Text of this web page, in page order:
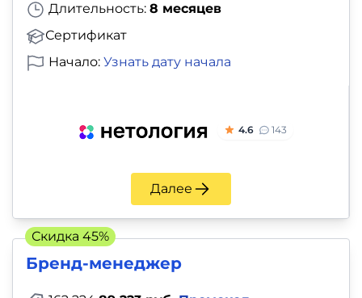
Длительность: 8 месяцев
Сертификат
Начало: Узнать дату начала
4.6 143
Далее
Бренд-менеджер
Скидка 45%